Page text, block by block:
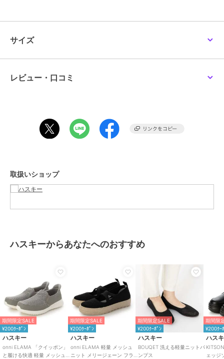
シンプルなデザイン: どんなコーディネートにも合わせやすいシンプ
期間限定セール開催中
性別タイプ
レディース
サイズ 4サイズ展開
アッパー： ポリエステル/ アウト
商品のお取り扱い方法
原産国 中国
サイズ
レビュー・口コミ
取扱いショップ
ハスキーからあなたへのおすすめ
期間限定SALE
¥200ｸｰﾎﾟﾝ
ハスキー
onni ELAMA 「クイッポン」
と履ける快適 軽量 メッシュ
期間限定SALE
¥200ｸｰﾎﾟﾝ
ハスキー
onni ELAMA 軽量 メッシュ
ニット メリージェーン フラ
期間限定SALE
¥200ｸｰﾎﾟﾝ
ハスキー
BOUQET 洗える軽量ニットパ
ンプス
期間限
¥200ｸｰ
ハス
ェッジ